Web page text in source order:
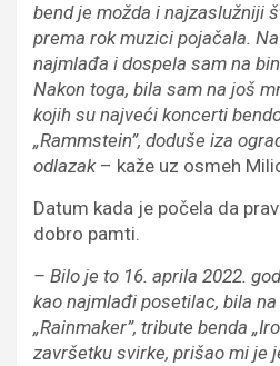
bend je možda i najzaslužniji
prema rok muzici pojačala.
najmlađa i dospela sam na
Nakon toga, bila sam na još
kojih su najveći koncerti
„Rammstein”, doduše iza
odlazak– kaže uz osmeh
Datum kada je počela da
dobro pamti.
– Bilo je to 16. aprila 2022.
kao najmlađi posetilac, bila
„Rainmaker”, tribute benda
završetku svirke, prišao mi je